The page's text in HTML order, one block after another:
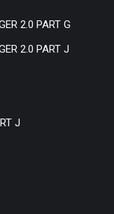
2.0 PART G
2.0 PART J
J